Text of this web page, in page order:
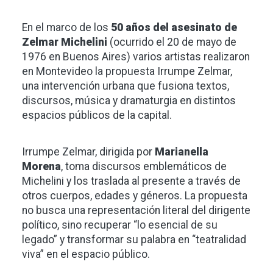
En el marco de los 50 años del asesinato de
Zelmar Michelini (ocurrido el 20 de mayo de
1976 en Buenos Aires) varios artistas realizaron
en Montevideo la propuesta Irrumpe Zelmar,
una intervención urbana que fusiona textos,
discursos, música y dramaturgia en distintos
espacios públicos de la capital.
Irrumpe Zelmar, dirigida por Marianella
Morena, toma discursos emblemáticos de
Michelini y los traslada al presente a través de
otros cuerpos, edades y géneros. La propuesta
no busca una representación literal del dirigente
político, sino recuperar “lo esencial de su
legado” y transformar su palabra en “teatralidad
viva” en el espacio público.